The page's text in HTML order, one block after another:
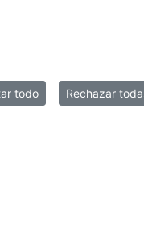
resultados.
todo Rechazar